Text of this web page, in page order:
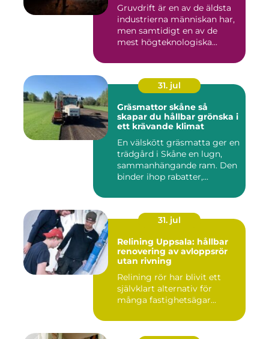
Gruvdrift är en av de äldsta
industrierna människan har,
men samtidigt en av de
mest högteknologiska...
31. jul
Gräsmattor skåne så
skapar du hållbar grönska i
ett krävande klimat
En välskött gräsmatta ger en
trädgård i Skåne en lugn,
sammanhängande ram. Den
binder ihop rabatter,...
31. jul
Relining Uppsala: hållbar
renovering av avloppsrör
utan rivning
Relining rör har blivit ett
självklart alternativ för
många fastighetsägar...